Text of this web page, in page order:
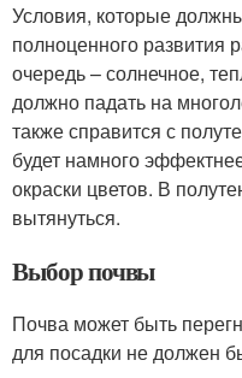
Условия, которые
полноценного развития
очередь – солнечное,
должно падать на
также справится с
будет намного
окраски цветов. В
вытянуться.
Выбор почвы
Почва может быть
для посадки не должен